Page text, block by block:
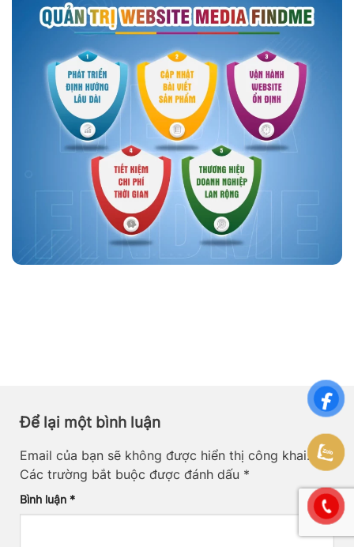
Để lại một bình luận
Email của bạn sẽ không được hiển thị công khai.
Các trường bắt buộc được đánh dấu *
Bình luận *